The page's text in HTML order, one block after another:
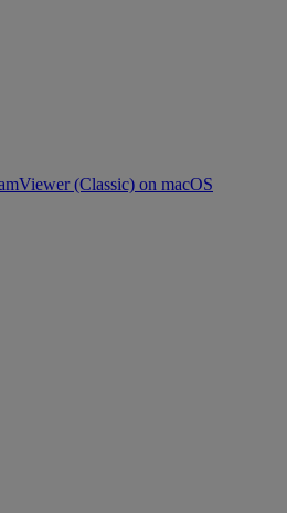
(Classic) on macOS